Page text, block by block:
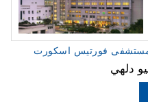
فورتيس اسكورت
دلهي